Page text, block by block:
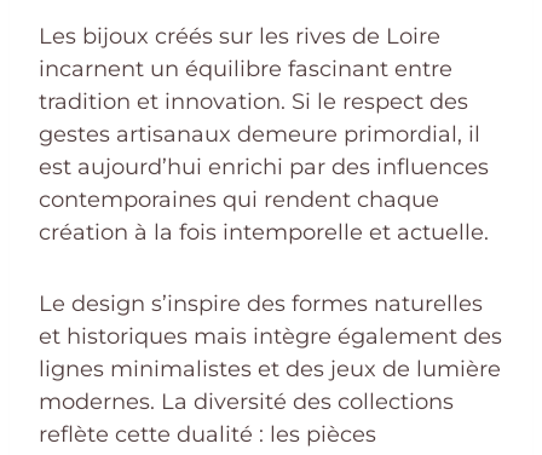
Les bijoux créés sur les rives de Loire
incarnent un équilibre fascinant entre
tradition et innovation. Si le respect des
gestes artisanaux demeure primordial, il
est aujourd’hui enrichi par des influences
contemporaines qui rendent chaque
création à la fois intemporelle et actuelle.
Le design s’inspire des formes naturelles
et historiques mais intègre également des
lignes minimalistes et des jeux de lumière
modernes. La diversité des collections
reflète cette dualité : les pièces